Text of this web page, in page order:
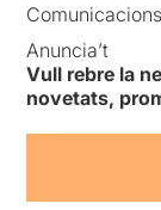
Anuncia’t
Vull rebre la
novetats,